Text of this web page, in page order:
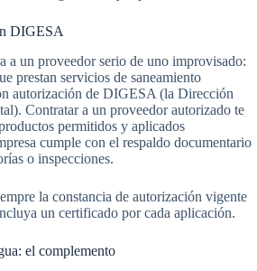
DIGESA
a un proveedor serio de uno improvisado:
prestan servicios de saneamiento
autorización de DIGESA (la Dirección
Contratar a un proveedor autorizado te
permitidos y aplicados
cumple con el respaldo documentario
o inspecciones.
la constancia de autorización vigente
un certificado por cada aplicación.
el complemento